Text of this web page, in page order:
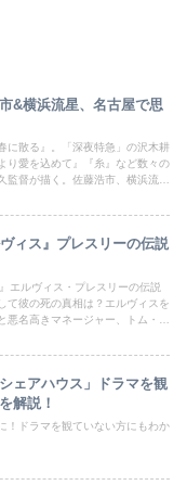
&横浜流星、名古屋で思
に散る』。「深夜特急」の沢木耕
り愛を込めて』『糸』など数々の
督が描く。佐藤浩市、横浜流星
ィス』プレスリーの伝説
エルヴィス・プレスリーの伝説
て彼の死の真相は？エルヴィスを
名高きマネージャー、トム・パ
ェアハウス」ドラマを観
解説！
！ドラマを観ていない方にもわか